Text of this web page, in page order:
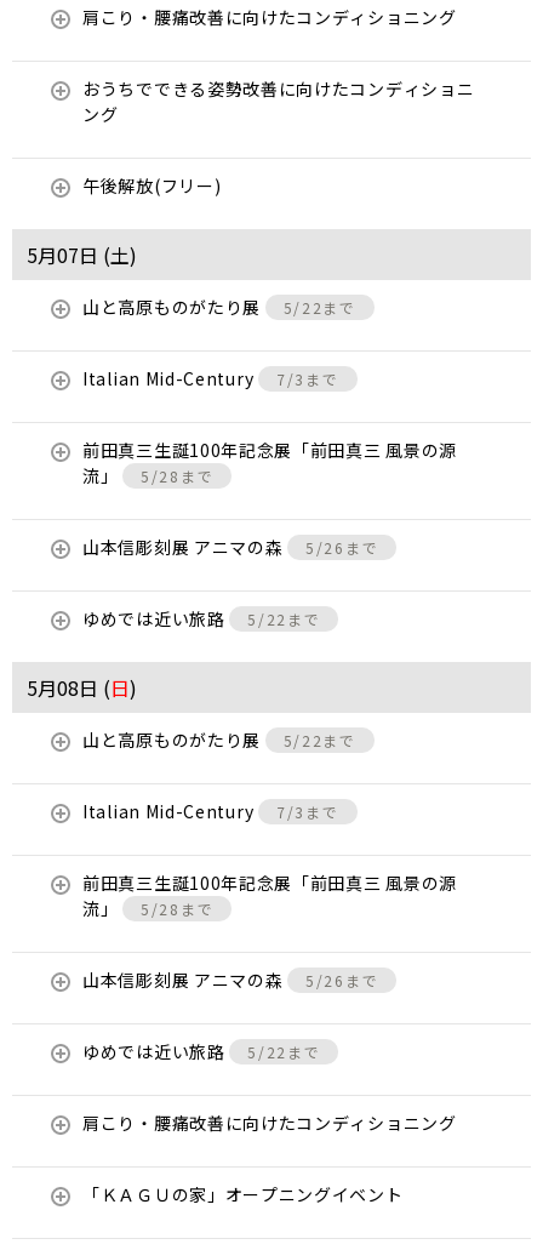
肩こり・腰痛改善に向けたコンディショニング
おうちでできる姿勢改善に向けたコンディショニ
ング
午後解放(フリー)
5月07日 (土)
山と高原ものがたり展 5/22まで
Italian Mid-Century 7/3まで
前田真三生誕100年記念展「前田真三 風景の源
流」
5/28まで
山本信彫刻展 アニマの森 5/26まで
ゆめでは近い旅路 5/22まで
5月08日 (日)
山と高原ものがたり展 5/22まで
Italian Mid-Century 7/3まで
前田真三生誕100年記念展「前田真三 風景の源
流」
5/28まで
山本信彫刻展 アニマの森 5/26まで
ゆめでは近い旅路 5/22まで
肩こり・腰痛改善に向けたコンディショニング
「ＫＡＧＵの家」オープニングイベント